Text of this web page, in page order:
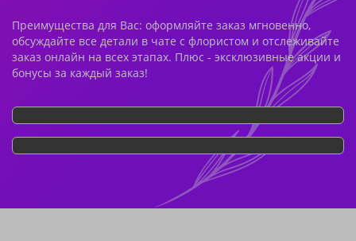
Преимущества для Вас: оформляйте заказ мгновенно,
обсуждайте все детали в чате с флористом и отслеживайте
заказ онлайн на всех этапах. Плюс - эксклюзивные акции и
бонусы за каждый заказ!